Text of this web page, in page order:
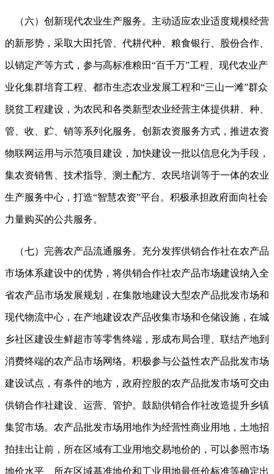
（六）创新现代农业生产服务。主动适应农业适度规模经营
的新形势，采取大田托管、代耕代种、粮食银行、股份合作、
以销定产等方式，参与高标准粮田“百千万”工程、现代农业产
业化集群培育工程、都市生态农业发展工程和“三山一滩”群众
脱贫工程建设，为农民和各类新型农业经营主体提供耕、种、
管、收、贮、销等系列化服务。创新农资服务方式，推进农资
物联网运用与示范项目建设，加快建设一批以信息化为手段，
集农资销售、技术指导、测土配方、农民培训等于一体的农业
生产服务中心，打造“智慧农资”平台。积极承担政府面向社会
力量购买的公共服务。
（七）完善农产品流通服务。充分发挥供销合作社在农产品
市场体系建设中的优势，将供销合作社农产品市场建设纳入全
省农产品市场发展规划，在集散地建设大型农产品批发市场和
现代物流中心，在产地建设农产品收集市场和仓储设施，在城
乡社区建设生鲜超市等零售终端，形成布局合理、联结产地到
消费终端的农产品市场网络。积极参与公益性农产品批发市场
建设试点，有条件的地方，政府控股的农产品批发市场可交由
供销合作社建设、运营、管护。鼓励供销合作社改造提升乡镇
集贸市场。农产品批发市场用地作为经营性商业用地，土地招
拍挂出让前，所在区域有工业用地交易地价的，可以参照市场
地价水平、所在区域基准地价和工业用地最低价标准等确定出